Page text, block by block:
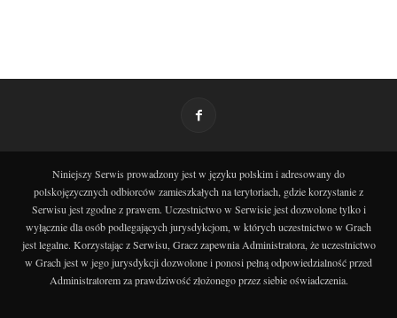
Niniejszy Serwis prowadzony jest w języku polskim i adresowany do
polskojęzycznych odbiorców zamieszkałych na terytoriach, gdzie korzystanie z
Serwisu jest zgodne z prawem. Uczestnictwo w Serwisie jest dozwolone tylko i
wyłącznie dla osób podlegających jurysdykcjom, w których uczestnictwo w Grach
jest legalne. Korzystając z Serwisu, Gracz zapewnia Administratora, że uczestnictwo
w Grach jest w jego jurysdykcji dozwolone i ponosi pełną odpowiedzialność przed
Administratorem za prawdziwość złożonego przez siebie oświadczenia.